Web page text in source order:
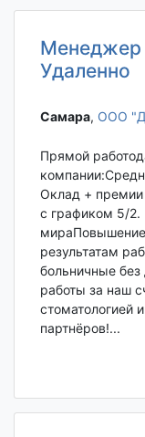
Менеджер
Удаленно
Самара‎, ООО
Прямой
Оклад + премии
с графиком 5/2.
мираПовышение
результатам
больничные без
работы за наш
стоматологией
партнёров!...